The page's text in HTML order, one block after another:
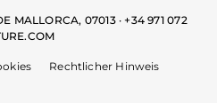
MALLORCA, 07013 · +34 971 072
Rechtlicher Hinweis